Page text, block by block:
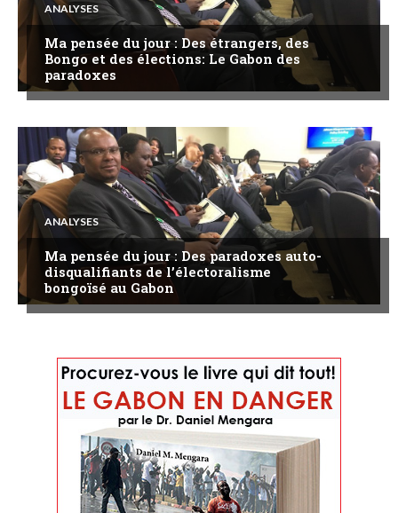
ANALYSES
Ma pensée du jour : Des étrangers, des
Bongo et des élections: Le Gabon des
paradoxes
ANALYSES
Ma pensée du jour : Des paradoxes auto-
disqualifiants de l’électoralisme
bongoïsé au Gabon